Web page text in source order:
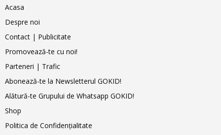
Acasa
Despre noi
Contact | Publicitate
Promovează-te cu noi!
Parteneri | Trafic
Abonează-te la Newsletterul GOKID!
Alătură-te Grupului de Whatsapp GOKID!
Shop
Politica de Confidențialitate